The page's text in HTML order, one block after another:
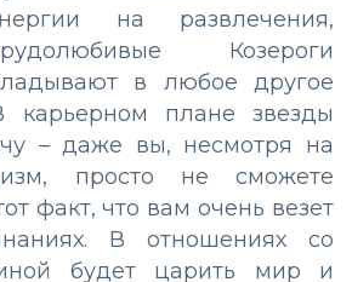
на развлечения,
Козероги
в любое другое
карьерном плане звезды
– даже вы, несмотря на
просто не сможете
факт, что вам очень везет
В отношениях со
будет царить мир и